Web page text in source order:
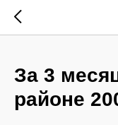
За 3
районе